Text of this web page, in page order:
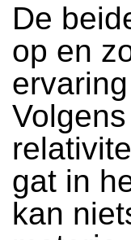
De
op en
gat in
kan